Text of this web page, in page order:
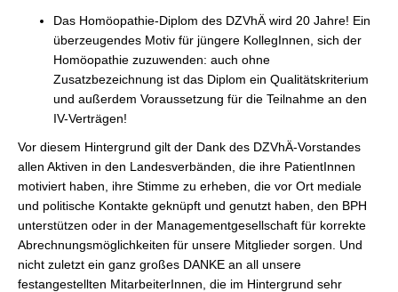
Das Homöopathie-Diplom des DZVhÄ wird 20 Jahre! Ein
überzeugendes Motiv für jüngere KollegInnen, sich der
Homöopathie zuzuwenden: auch ohne
Zusatzbezeichnung ist das Diplom ein Qualitätskriterium
und außerdem Voraussetzung für die Teilnahme an den
IV-Verträgen!
Vor diesem Hintergrund gilt der Dank des DZVhÄ-Vorstandes
allen Aktiven in den Landesverbänden, die ihre PatientInnen
motiviert haben, ihre Stimme zu erheben, die vor Ort mediale
und politische Kontakte geknüpft und genutzt haben, den BPH
unterstützen oder in der Managementgesellschaft für korrekte
Abrechnungsmöglichkeiten für unsere Mitglieder sorgen. Und
nicht zuletzt ein ganz großes DANKE an all unsere
festangestellten MitarbeiterInnen, die im Hintergrund sehr